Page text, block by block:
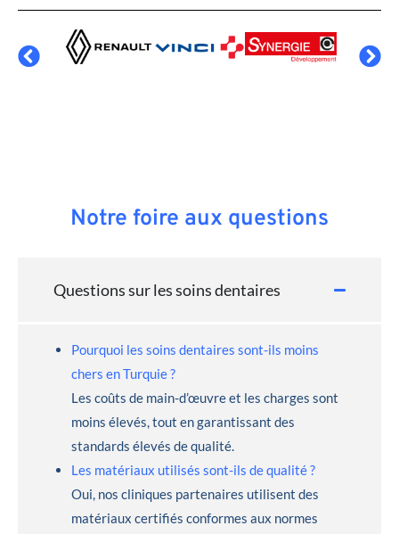
Notre foire aux questions
Questions sur les soins dentaires
Pourquoi les soins dentaires sont-ils moins
chers en Turquie ?
Les coûts de main-d’œuvre et les charges sont
moins élevés, tout en garantissant des
standards élevés de qualité.
Les matériaux utilisés sont-ils de qualité ?
Oui, nos cliniques partenaires utilisent des
matériaux certifiés conformes aux normes